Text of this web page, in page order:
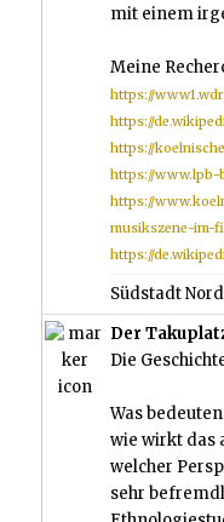
mit einem
Meine
https://
https://
https://
https://www.lpb-
https://
musikszene-im-
https://
Südstadt
Der
Die
Was
wie wirkt das
welcher
sehr